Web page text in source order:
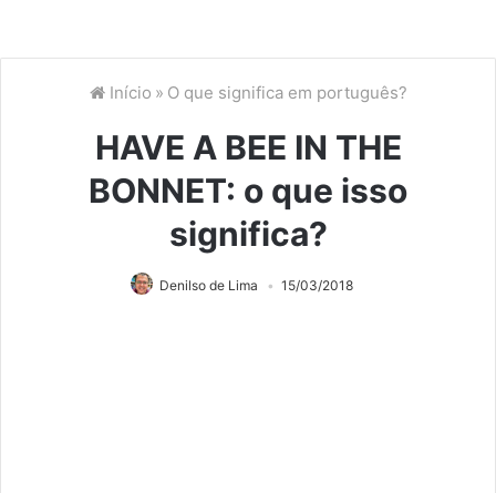
Início » O que significa em português?
HAVE A BEE IN THE
BONNET: o que isso
significa?
Denilso de Lima 15/03/2018